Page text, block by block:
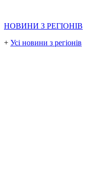
НОВИНИ З РЕГІОНІВ
+ Усі новини з регіонів